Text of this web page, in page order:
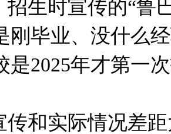
生时宣传的“鲁
刚毕业、没什么
是2025年才第一
和实际情况差距